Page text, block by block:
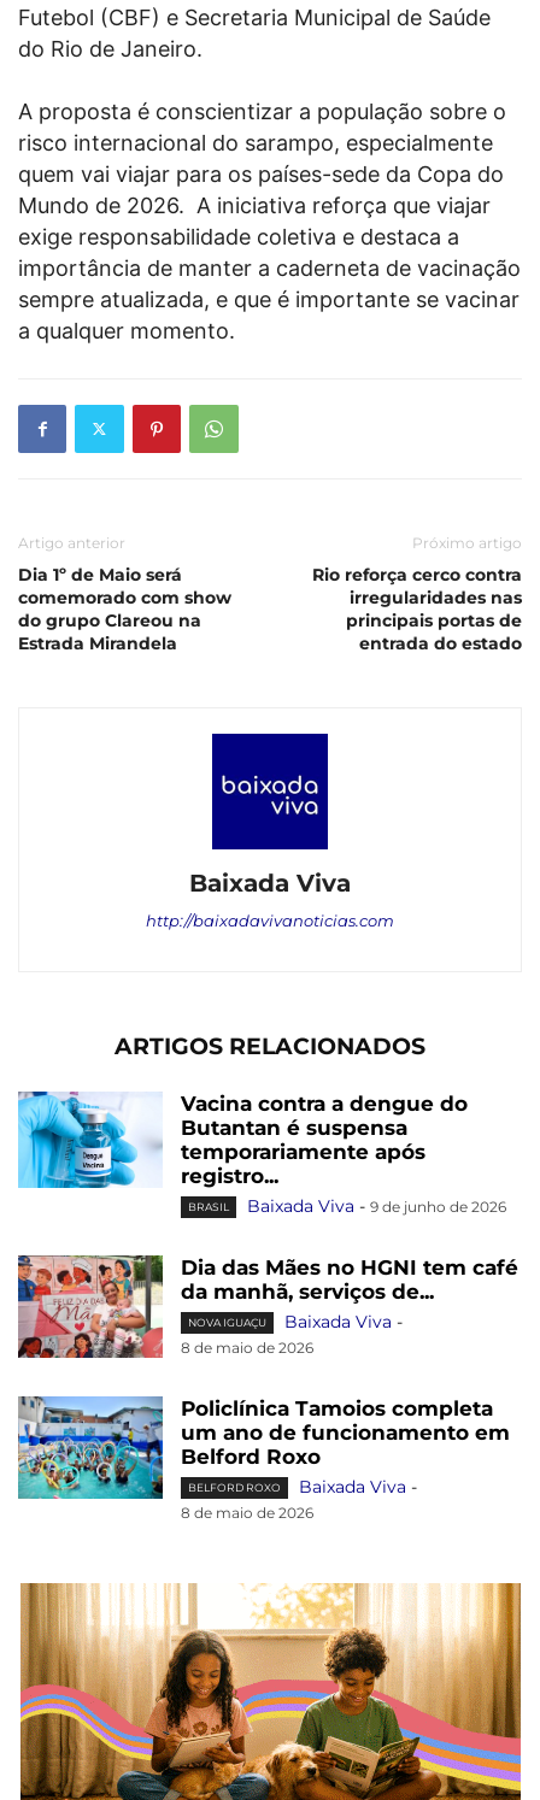
Futebol (CBF) e Secretaria Municipal de Saúde
do Rio de Janeiro.
A proposta é conscientizar a população sobre o
risco internacional do sarampo, especialmente
quem vai viajar para os países-sede da Copa do
Mundo de 2026. A iniciativa reforça que viajar
exige responsabilidade coletiva e destaca a
importância de manter a caderneta de vacinação
sempre atualizada, e que é importante se vacinar
a qualquer momento.
Artigo anterior
Dia 1º de Maio será
comemorado com show
do grupo Clareou na
Estrada Mirandela
Próximo artigo
Rio reforça cerco contra
irregularidades nas
principais portas de
entrada do estado
Baixada Viva
http://baixadavivanoticias.com
ARTIGOS RELACIONADOS
Vacina contra a dengue do
Butantan é suspensa
temporariamente após
registro...
BRASIL Baixada Viva - 9 de junho de 2026
Dia das Mães no HGNI tem café
da manhã, serviços de...
NOVA IGUAÇU Baixada Viva -
8 de maio de 2026
Policlínica Tamoios completa
um ano de funcionamento em
Belford Roxo
BELFORD ROXO Baixada Viva -
8 de maio de 2026